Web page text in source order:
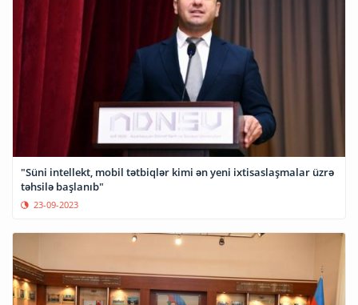
"Süni intellekt, mobil tətbiqlər kimi ən yeni ixtisaslaşmalar üzrə
təhsilə başlanıb"
23-09-2023